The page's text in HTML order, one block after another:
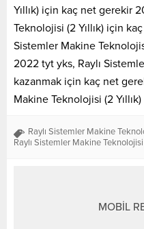
Yıllık) için kaç net gerekir
Teknolojisi (2 Yıllık) için
Sistemler Makine
2022 tyt yks, Raylı
kazanmak için kaç net
Makine Teknolojisi (2
Raylı Sistemler Makine
Raylı Sistemler Makine
MOBİL